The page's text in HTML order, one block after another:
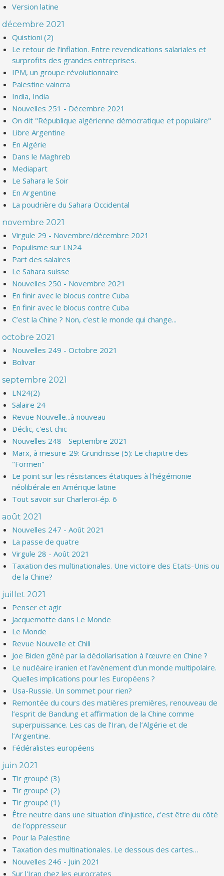
Version latine
décembre 2021
Quistioni (2)
Le retour de l’inflation. Entre revendications salariales et
surprofits des grandes entreprises.
IPM, un groupe révolutionnaire
Palestine vaincra
India, India
Nouvelles 251 - Décembre 2021
On dit "République algérienne démocratique et populaire"
Libre Argentine
En Algérie
Dans le Maghreb
Mediapart
Le Sahara le Soir
En Argentine
La poudrière du Sahara Occidental
novembre 2021
Virgule 29 - Novembre/décembre 2021
Populisme sur LN24
Part des salaires
Le Sahara suisse
Nouvelles 250 - Novembre 2021
En finir avec le blocus contre Cuba
En finir avec le blocus contre Cuba
C’est la Chine ? Non, c’est le monde qui change...
octobre 2021
Nouvelles 249 - Octobre 2021
Bolivar
septembre 2021
LN24(2)
Salaire 24
Revue Nouvelle...à nouveau
Déclic, c'est chic
Nouvelles 248 - Septembre 2021
Marx, à mesure-29: Grundrisse (5): Le chapitre des
"Formen"
Le point sur les résistances étatiques à l’hégémonie
néolibérale en Amérique latine
Tout savoir sur Charleroi-ép. 6
août 2021
Nouvelles 247 - Août 2021
La passe de quatre
Virgule 28 - Août 2021
Taxation des multinationales. Une victoire des Etats-Unis ou
de la Chine?
juillet 2021
Penser et agir
Jacquemotte dans Le Monde
Le Monde
Revue Nouvelle et Chili
Joe Biden gêné par la dédollarisation à l’œuvre en Chine ?
Le nucléaire iranien et l’avènement d’un monde multipolaire.
Quelles implications pour les Européens ?
Usa-Russie. Un sommet pour rien?
Remontée du cours des matières premières, renouveau de
l’esprit de Bandung et affirmation de la Chine comme
superpuissance. Les cas de l’Iran, de l’Algérie et de
l’Argentine.
Fédéralistes européens
juin 2021
Tir groupé (3)
Tir groupé (2)
Tir groupé (1)
Être neutre dans une situation d’injustice, c’est être du côté
de l’oppresseur
Pour la Palestine
Taxation des multinationales. Le dessous des cartes…
Nouvelles 246 - Juin 2021
Sur l'Iran chez les eurocrates